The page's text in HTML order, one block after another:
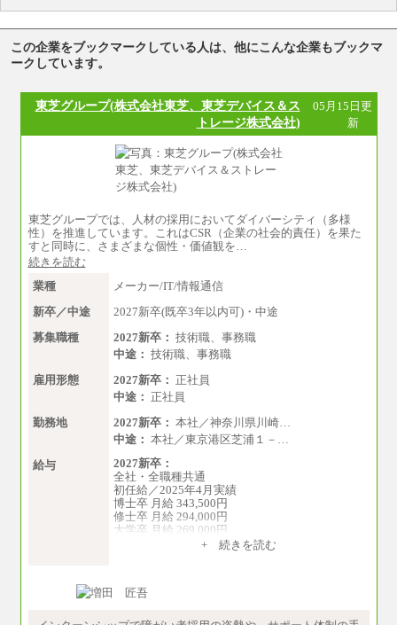
この企業をブックマークしている人は、他にこんな企業もブックマ
ークしています。
東芝グループ(株式会社東芝、東芝デバイス＆ス
トレージ株式会社)
05月15日更
新
東芝グループでは、人材の採用においてダイバーシティ（多様
性）を推進しています。これはCSR（企業の社会的責任）を果た
すと同時に、さまざまな個性・価値観を…
続きを読む
業種
メーカー/IT/情報通信
新卒／中途
2027新卒(既卒3年以内可)・中途
募集職種
2027新卒： 技術職、事務職
中途： 技術職、事務職
雇用形態
2027新卒： 正社員
中途： 正社員
勤務地
2027新卒： 本社／神奈川県川崎…
中途： 本社／東京港区芝浦１－…
給与
2027新卒：
全社・全職種共通
初任給／2025年4月実績
博士卒 月給 343,500円
修士卒 月給 294,000円
大学卒 月給 269,000円
※試用期間の給与に変更はございません
ます。
+ 続きを読む